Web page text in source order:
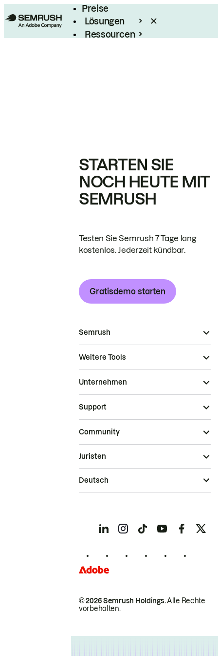
Preise
Lösungen
Ressourcen
STARTEN SIE
NOCH HEUTE MIT
SEMRUSH
Testen Sie Semrush 7 Tage lang
kostenlos. Jederzeit kündbar.
Gratisdemo starten
Semrush
Weitere Tools
Unternehmen
Support
Community
© 2026 Semrush Holdings.Alle Rechte
vorbehalten.
Juristen
Deutsch